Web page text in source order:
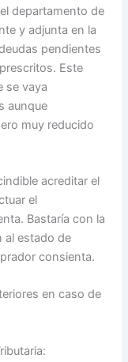
departamento de
y adjunta en la
pendientes
Este
se vaya
aunque
muy reducido
acreditar el
el
Bastaría con la
al estado de
consienta.
en caso de